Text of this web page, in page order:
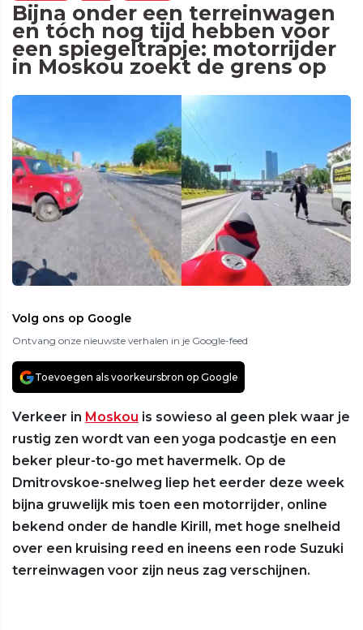
Bijna onder een terreinwagen
en tóch nog tijd hebben voor
een spiegeltrapje: motorrijder
in Moskou zoekt de grens op
Volg ons op Google
Ontvang onze nieuwste verhalen in je Google-feed
Toevoegen als voorkeursbron op Google
Verkeer in Moskou is sowieso al geen plek waar je
rustig zen wordt van een yoga podcastje en een
beker pleur-to-go met havermelk. Op de
Dmitrovskoe-snelweg liep het eerder deze week
bijna gruwelijk mis toen een motorrijder, online
bekend onder de handle Kirill, met hoge snelheid
over een kruising reed en ineens een rode Suzuki
terreinwagen voor zijn neus zag verschijnen.